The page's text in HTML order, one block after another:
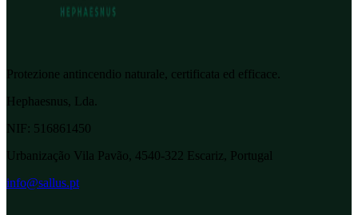
Protezione antincendio naturale, certificata ed efficace.
Hephaesnus, Lda.
NIF: 516861450
Urbanização Vila Pavão, 4540-322 Escariz, Portugal
info@sallus.pt